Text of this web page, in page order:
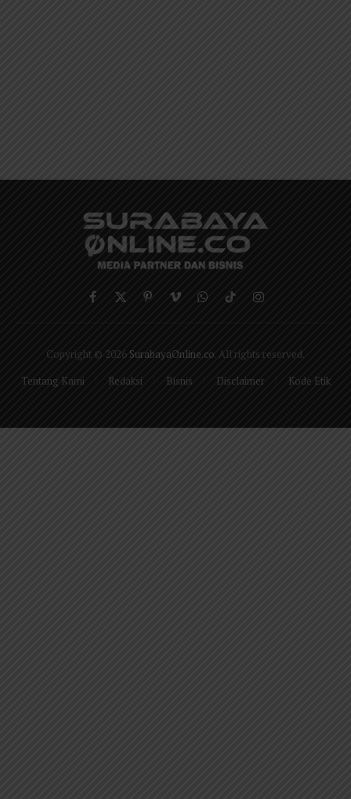
Facebook
X
PinterestVimeoWhatsApp
TikTokInstagram
Copyright © 2026 SurabayaOnline.co . All rights reserved.
Tentang Kami
Redaksi Bisnis Disclaimer Kode Etik